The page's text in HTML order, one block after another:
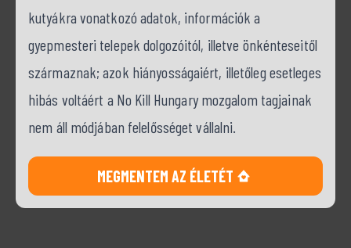
kutyákra vonatkozó adatok, információk a
gyepmesteri telepek dolgozóitól, illetve önkénteseitől
származnak; azok hiányosságaiért, illetőleg esetleges
hibás voltáért a No Kill Hungary mozgalom tagjainak
nem áll módjában felelősséget vállalni.
MEGMENTEM AZ ÉLETÉT